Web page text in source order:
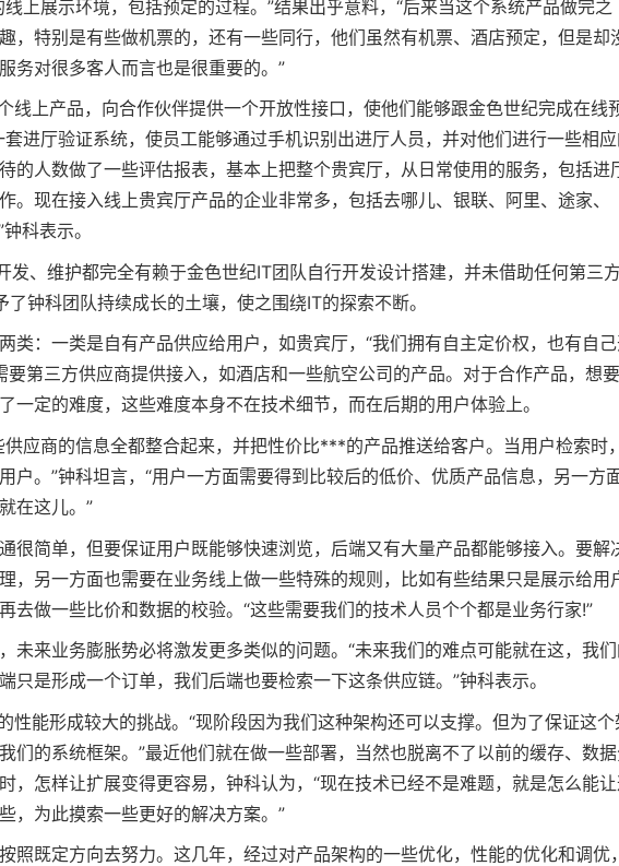
上展示环境，包括预定的过程。”结果出乎意料，“后来当这个系统产品做完之
，特别是有些做机票的，还有一些同行，他们虽然有机票、酒店预定，但是却
务对很多客人而言也是很重要的。”
线上产品，向合作伙伴提供一个开放性接口，使他们能够跟金色世纪完成在线
进厅验证系统，使员工能够通过手机识别出进厅人员，并对他们进行一些相
的人数做了一些评估报表，基本上把整个贵宾厅，从日常使用的服务，包括进
。现在接入线上贵宾厅产品的企业非常多，包括去哪儿、银联、阿里、途家、
科表示。
发、维护都完全有赖于金色世纪IT团队自行开发设计搭建，并未借助任何第三方
钟科团队持续成长的土壤，使之围绕IT的探索不断。
类：一类是自有产品供应给用户，如贵宾厅，“我们拥有自主定价权，也有自
要第三方供应商提供接入，如酒店和一些航空公司的产品。对于合作产品，想要
一定的难度，这些难度本身不在技术细节，而在后期的用户体验上。
应商的信息全都整合起来，并把性价比***的产品推送给客户。当用户检索时，
户。”钟科坦言，“用户一方面需要得到比较后的低价、优质产品信息，另一方
在这儿。”
很简单，但要保证用户既能够快速浏览，后端又有大量产品都能够接入。要解
，另一方面也需要在业务线上做一些特殊的规则，比如有些结果只是展示给用
去做一些比价和数据的校验。“这些需要我们的技术人员个个都是业务行家!”
未来业务膨胀势必将激发更多类似的问题。“未来我们的难点可能就在这，我
只是形成一个订单，我们后端也要检索一下这条供应链。”钟科表示。
性能形成较大的挑战。“现阶段因为我们这种架构还可以支撑。但为了保证这个
们的系统框架。”最近他们就在做一些部署，当然也脱离不了以前的缓存、数
，怎样让扩展变得更容易，钟科认为，“现在技术已经不是难题，就是怎么能
，为此摸索一些更好的解决方案。”
照既定方向去努力。这几年，经过对产品架构的一些优化，性能的优化和调优，